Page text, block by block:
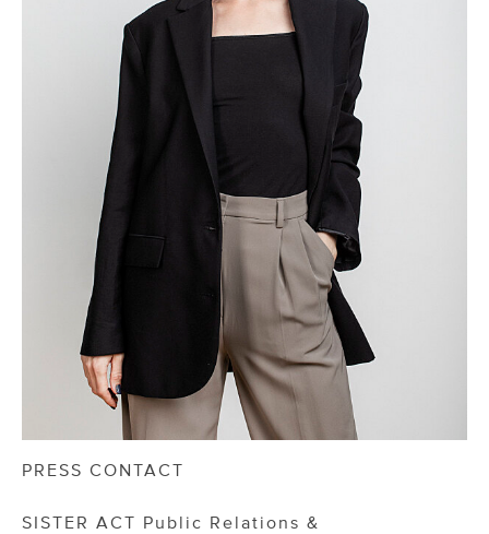
PRESS CONTACT
SISTER ACT Public Relations &